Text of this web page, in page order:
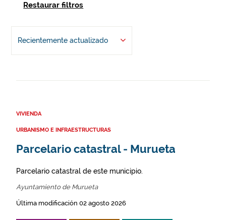
Restaurar filtros
Recientemente actualizado
VIVIENDA
URBANISMO E INFRAESTRUCTURAS
Parcelario catastral - Murueta
Parcelario catastral de este municipio.
Ayuntamiento de Murueta
Última modificación 02 agosto 2026